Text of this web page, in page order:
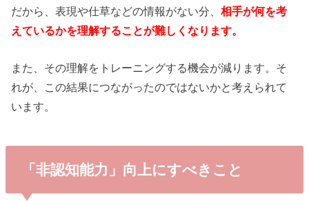
だから、表現や仕草などの情報がない分、相手が何を考
えているかを理解することが難しくなります。
また、その理解をトレーニングする機会が減ります。そ
れが、この結果につながったのではないかと考えられて
います。
「非認知能力」向上にすべきこと